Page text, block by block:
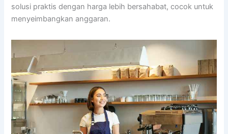
solusi praktis dengan harga lebih bersahabat, cocok untuk
menyeimbangkan anggaran.